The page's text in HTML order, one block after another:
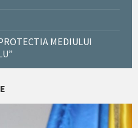
MEDIULUI